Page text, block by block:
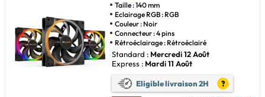
Taille : 140 mm
Eclairage RGB : RGB
Couleur : Noir
Connecteur : 4 pins
Rétroéclairage : Rétroéclairé
Standard : Mercredi 12 Août
Express : Mardi 11 Août
Eligible livraison 2H ?